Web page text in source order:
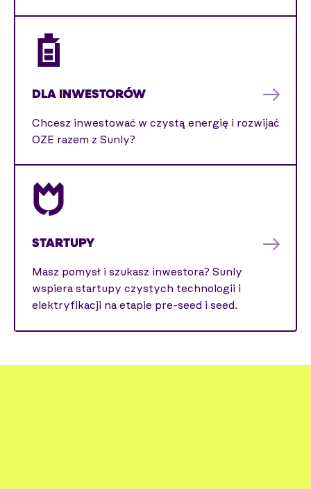
DLA INWESTORÓW
Chcesz inwestować w czystą energię i rozwijać
OZE razem z Sunly?
STARTUPY
Masz pomysł i szukasz inwestora? Sunly
wspiera startupy czystych technologii i
elektryfikacji na etapie pre-seed i seed.